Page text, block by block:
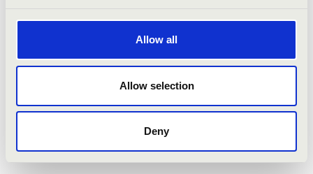
Allow all
Allow selection
Deny
2026.05.26. - kedd 19:30